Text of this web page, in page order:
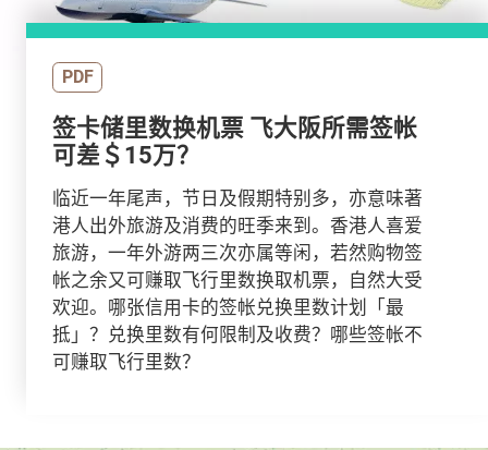
PDF
签卡储里数换机票 飞大阪所需签帐
可差＄15万？
临近一年尾声，节日及假期特别多，亦意味著
港人出外旅游及消费的旺季来到。香港人喜爱
旅游，一年外游两三次亦属等闲，若然购物签
帐之余又可赚取飞行里数换取机票，自然大受
欢迎。哪张信用卡的签帐兑换里数计划「最
抵」？兑换里数有何限制及收费？哪些签帐不
可赚取飞行里数？